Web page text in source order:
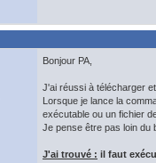
Bonjour PA,
J'ai réussi à télécharger
Lorsque je lance la
exécutable ou un fichier
Je pense être pas loin du
J'ai trouvé : il faut